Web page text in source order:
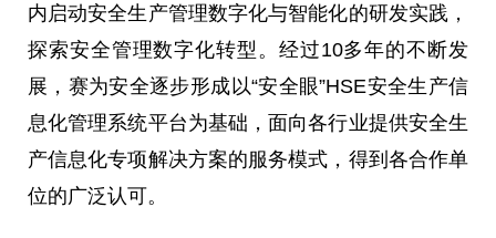
内启动安全生产管理数字化与智能化的研发实践，
探索安全管理数字化转型。经过10多年的不断发
展，赛为安全逐步形成以“安全眼”HSE安全生产信
息化管理系统平台为基础，面向各行业提供安全生
产信息化专项解决方案的服务模式，得到各合作单
位的广泛认可。